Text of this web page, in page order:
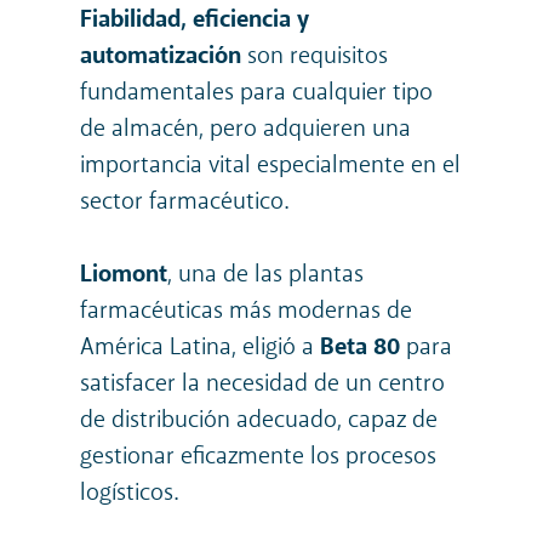
Fiabilidad, eficiencia y
automatizaciónson requisitos
fundamentales para cualquier tipo
de almacén, pero adquieren una
importancia vital especialmente en el
sector farmacéutico.
Liomont, una de las plantas
farmacéuticas más modernas de
América Latina, eligió a Beta 80para
satisfacer la necesidad de un centro
de distribución adecuado, capaz de
gestionar eficazmente los procesos
logísticos.